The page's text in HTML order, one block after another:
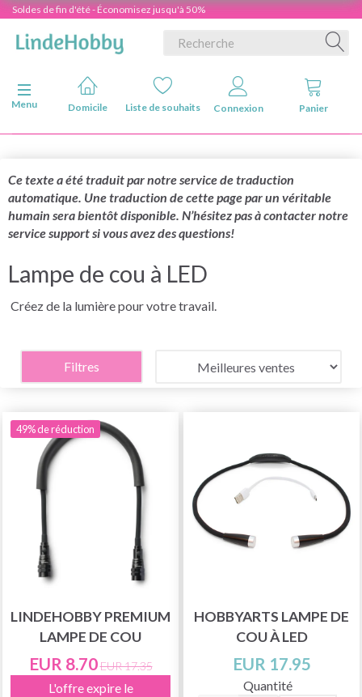
Soldes de fin d'été - Économisez jusqu'à 50%
Basculer la navigation
Menu
Domicile Liste de souhaits Connexion Panier
Ce texte a été traduit par notre service de traduction
automatique. Une traduction de cette page par un véritable
humain sera bientôt disponible. N’hésitez pas à contacter notre
service support si vous avez des questions!
Lampe de cou à LED
Créez de la lumière pour votre travail.
Filtres
49% de réduction
LINDEHOBBY PREMIUM
LAMPE DE COU
EUR 8.70EUR 17.35
L'offre expire le
HOBBYARTS LAMPE DE
COU À LED
EUR 17.95
Quantité